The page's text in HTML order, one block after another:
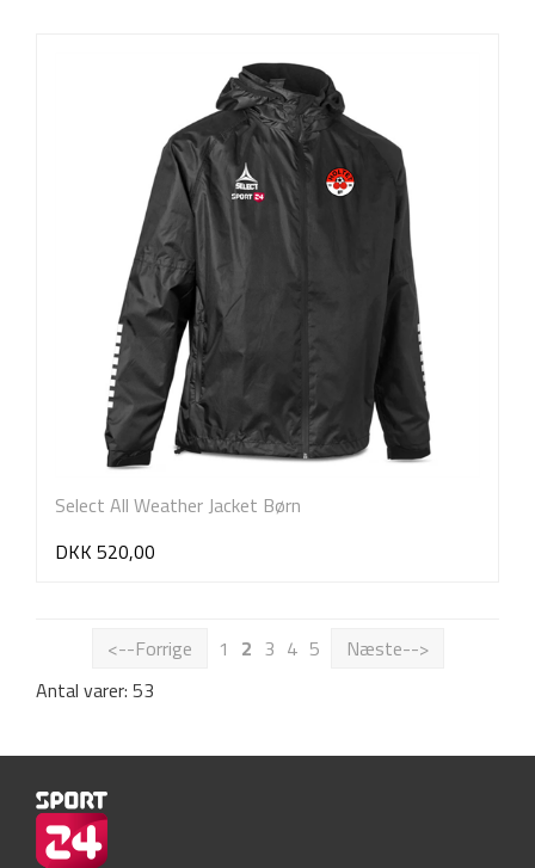
Select All Weather Jacket Børn
DKK 520,00
<--Forrige 1 2 3 4 5
Næste-->
Antal varer: 53